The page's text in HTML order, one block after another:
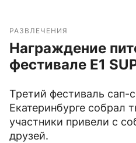
РАЗВЛЕЧЕНИЯ
Награждение
фестивале E1
Третий фестиваль сап-
Екатеринбурге собрал
участники привели с
друзей.